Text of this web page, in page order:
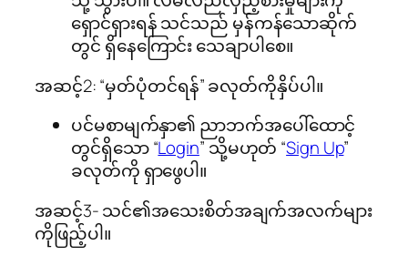
ရှောင်ရှားရန် သင်သည် မှန်ကန်သောဆိုက်
တွင် ရှိနေကြောင်း သေချာပါစေ။
အဆင့်2: “မှတ်ပုံတင်ရန်” ခလုတ်ကိုနှိပ်ပါ။
ပင်မစာမျက်နှာ၏ ညာဘက်အပေါ်ထောင့်
တွင်ရှိသော “Login” သို့မဟုတ် “Sign Up”
ခလုတ်ကို ရှာဖွေပါ။
အဆင့်3- သင်၏အသေးစိတ်အချက်အလက်များ
ကိုဖြည့်ပါ။